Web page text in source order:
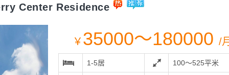
Center Residence
￥ 35000～180000 /
1-5居 100～525平米